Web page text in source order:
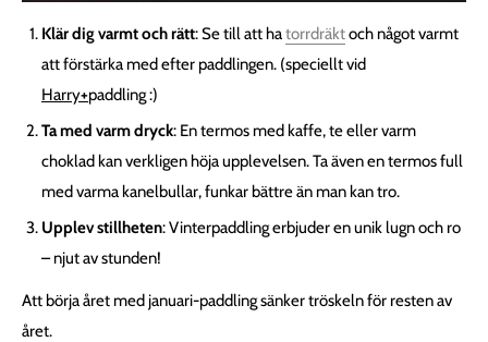
Klär dig varmt och rätt: Se till att hatorrdräktoch något varmt
att förstärka med efter paddlingen. (speciellt vid
Harry+paddling :)
Ta med varm dryck: En termos med kaffe, te eller varm
choklad kan verkligen höja upplevelsen. Ta även en termos full
med varma kanelbullar, funkar bättre än man kan tro.
Upplev stillheten: Vinterpaddling erbjuder en unik lugn och ro
– njut av stunden!
Att börja året med januari-paddling sänker tröskeln för resten av
året.